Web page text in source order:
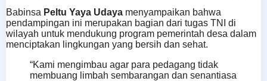
Babinsa Peltu Yaya Udaya menyampaikan bahwa
pendampingan ini merupakan bagian dari tugas TNI di
wilayah untuk mendukung program pemerintah desa dalam
menciptakan lingkungan yang bersih dan sehat.
“Kami mengimbau agar para pedagang tidak
membuang limbah sembarangan dan senantiasa